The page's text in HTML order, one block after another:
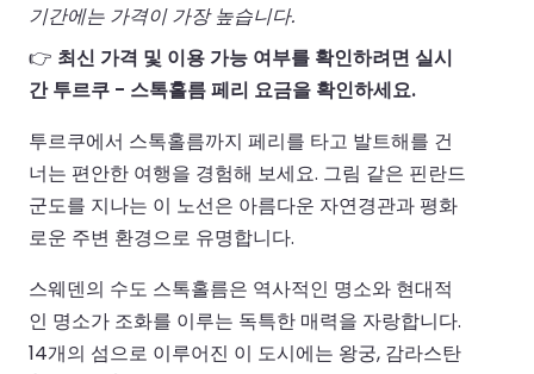
기간에는 가격이 가장 높습니다.
👉 최신 가격 및 이용 가능 여부를 확인하려면 실시
간 투르쿠 - 스톡홀름 페리 요금을 확인하세요.
투르쿠에서 스톡홀름까지 페리를 타고 발트해를 건
너는 편안한 여행을 경험해 보세요. 그림 같은 핀란드
군도를 지나는 이 노선은 아름다운 자연경관과 평화
로운 주변 환경으로 유명합니다.
스웨덴의 수도 스톡홀름은 역사적인 명소와 현대적
인 명소가 조화를 이루는 독특한 매력을 자랑합니다.
14개의 섬으로 이루어진 이 도시에는 왕궁, 감라스탄